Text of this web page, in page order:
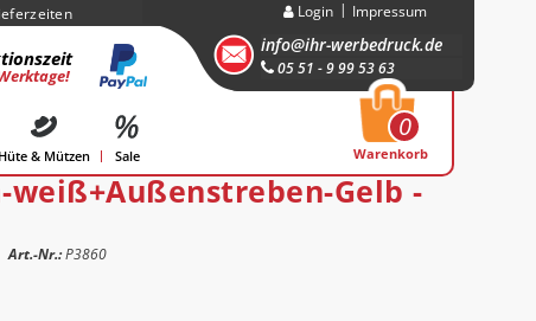
Login Impressum
info@ihr-werbedruck.de
05 51 - 9 99 53 63
0
Warenkorb
Hüte & Mützen Sale
Gelb -
Art.-Nr.:P3860